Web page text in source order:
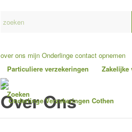
over ons mijn Onderlinge contact opnemen
Particuliere verzekeringen
Zakelijke
Zoeken
Over Ons